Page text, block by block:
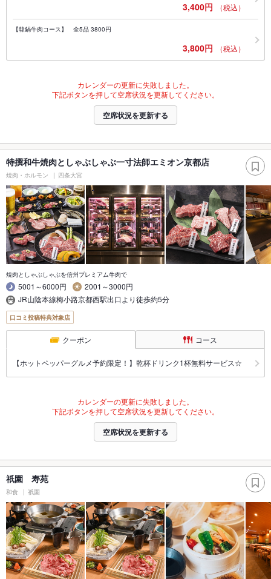
3,400円 （税込）
【韓鍋牛肉コース】 全5品 3800円
3,800円 （税込）
カレンダーの更新に失敗しました。
下記ボタンを押して空席状況を更新してください。
空席状況を更新する
特撰和牛焼肉としゃぶしゃぶ一寸法師エミオン京都店
焼肉・ホルモン 四条大宮
焼肉としゃぶしゃぶを信州プレミアム牛肉で
5001～6000円
2001～3000円
JR山陰本線梅小路京都西駅出口より徒歩約5分
口コミ投稿特典対象店
クーポン コース
【ホットペッパーグルメ予約限定！】乾杯ドリンク1杯無料サービス☆
カレンダーの更新に失敗しました。
下記ボタンを押して空席状況を更新してください。
空席状況を更新する
祇園 寿苑
和食 祇園